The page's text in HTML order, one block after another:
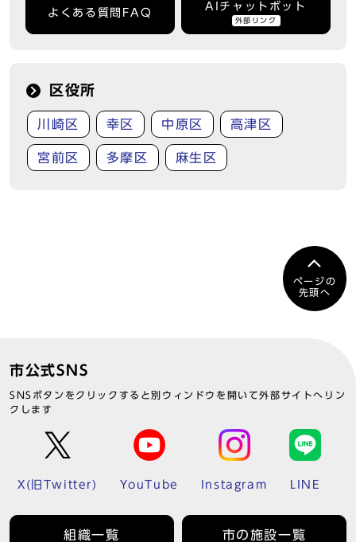
よくある質問FAQ
AIチャットボット
外部リンク
区役所
川崎区 幸区 中原区 高津区
宮前区 多摩区 麻生区
ページの
先頭へ
市公式SNS
SNSボタンをクリックすると別ウィンドウを開いて外部サイトへリン
クします
X(旧Twitter) YouTube Instagram LINE
組織一覧 市の施設一覧